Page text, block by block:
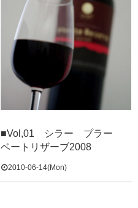
■Vol,01 シラー プラー
ベートリザーブ2008
2010-06-14(Mon)